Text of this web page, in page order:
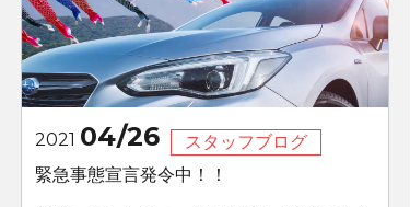
2021 04/26
スタッフブログ
緊急事態宣言発令中！！